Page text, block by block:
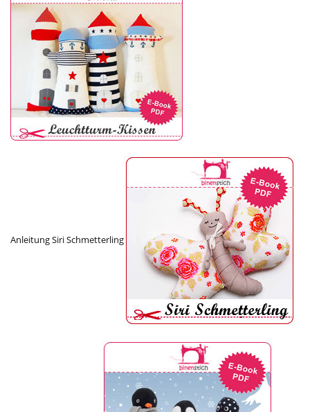
Anleitung Siri Schmetterling